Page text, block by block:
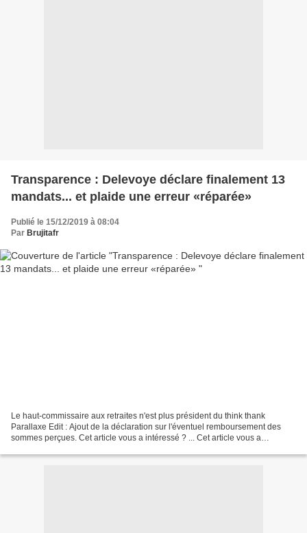
Transparence : Delevoye déclare finalement 13
mandats... et plaide une erreur «réparée»
Publié le 15/12/2019 à 08:04
Par Brujitafr
Le haut-commissaire aux retraites n'est plus président du think thank
Parallaxe Edit : Ajout de la déclaration sur l'éventuel remboursement des
sommes perçues. Cet article vous a intéressé ? ... Cet article vous a